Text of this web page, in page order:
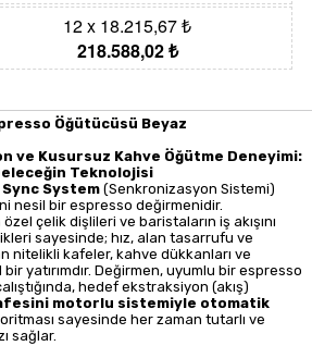
12 x 18.215,67 ₺
218.588,02 ₺
Öğütücüsü Beyaz
ve Kusursuz Kahve Öğütme Deneyimi:
Teknolojisi
System(Senkronizasyon Sistemi)
nesil bir espresso değirmenidir.
çelik dişlileri ve baristaların iş akışını
sayesinde; hız, alan tasarrufu ve
nitelikli kafeler, kahve dükkanları ve
yatırımdır. Değirmen, uyumlu bir espresso
hedef ekstraksiyon (akış)
motorlu sistemiyle otomatik
sayesinde her zaman tutarlı ve
sağlar.